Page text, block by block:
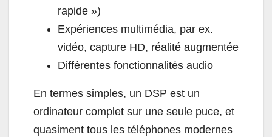
rapide »)
Expériences multimédia, par ex.
vidéo, capture HD, réalité augmentée
Différentes fonctionnalités audio
En termes simples, un DSP est un
ordinateur complet sur une seule puce, et
quasiment tous les téléphones modernes